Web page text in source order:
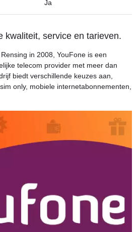
Ja
kwaliteit, service en tarieven.
in 2008, YouFone is een
telecom provider met meer dan
biedt verschillende keuzes aan,
only, mobiele internetabonnementen,